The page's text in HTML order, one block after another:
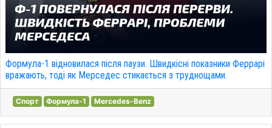
Формула-1 відновилася після паузи. Швидкісні показники Феррарі
вражають, тоді як Мерседес стикається з труднощами.
Спорт Формула-1 Mercedes-Benz